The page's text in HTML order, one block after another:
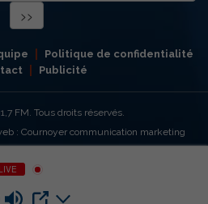
Politique de confidentialité
Publicité
FM. Tous droits réservés.
: Cournoyer communication marketing
LIVE